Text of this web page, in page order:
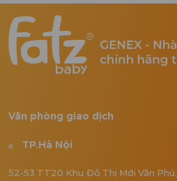
Văn phòng giao dịch
TP.Hà Nội
52-53 TT20 Khu Đô Thị Mới Văn Phú,